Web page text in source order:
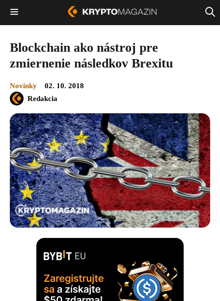
Blockchain ako nástroj pre
zmiernenie následkov Brexitu
Novinky
02. 10. 2018
Redakcia